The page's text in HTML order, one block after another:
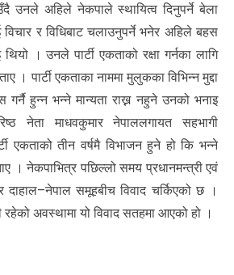
उनले अहिले नेकपाले स्थायित्व दिनुपर्ने बेला
विचार र विधिबाट चलाउनुपर्ने भनेर अहिले बहस
। उनले पार्टी एकताको रक्षा गर्नका लागि
। पार्टी एकताका नाममा मुलुकका विभिन्न मुद्दा
गर्नै हुन्न भन्ने मान्यता राख्न नहुने उनको भनाइ
नेता माधवकुमार नेपाललगायत सहभागी
एकताको तीन वर्षमै विभाजन हुने हो कि भन्ने
। नेकपाभित्र पछिल्लो समय प्रधानमन्त्री एवं
दाहाल–नेपाल समूहबीच विवाद चर्किएको छ ।
अवस्थामा यो विवाद सतहमा आएको हो ।